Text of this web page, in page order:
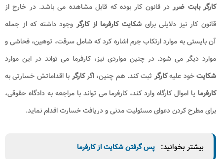
کارگر بابت ضرردر قانون کار بوده که قابل مشاهده می باشد. در خارج از
قانون کار نیز دلایلی برای شکایت کارفرما از کارگروجود داشته که از جمله
آن بایستی به موارد ارتکاب جرم اشاره کرد که شامل سرقت، توهین، فحاشی و
موارد دیگر می شود. در چنین مواردی نیز، کارفرما می تواند در این موارد
شکایتخود علیهکارگر ثبت کند. هم چنین، اگرکارگربا اقداماتش خسارتی به
کارفرما یا اموال کارگاه وارد کند، کارفرما می‌ تواند با مراجعه به دادگاه حقوقی،
برای مطرح کردن دعوای مسئولیت مدنی و دریافت خسارت اقدام نماید.
بیشتر بخوانید: پس گرفتن شکایت از کارفرما